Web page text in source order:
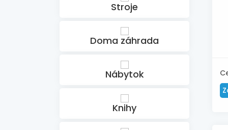
Stroje
Doma záhrada
Nábytok
Knihy